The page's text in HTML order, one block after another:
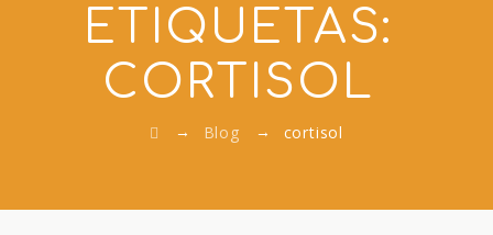
ETIQUETAS:
CORTISOL
→ Blog → cortisol